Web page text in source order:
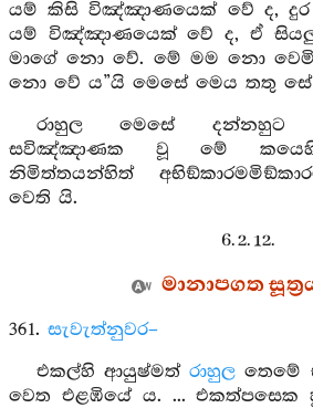
යම් කිසි විඤ්ඤාණයෙක් වේ ද,
යම් විඤ්ඤාණයෙක් වේ ද, ඒ
මාගේ නො වේ. මේ මම නො
නො වේ ය”යි මෙසේ මෙය තතු
රාහුල මෙසේ දන්නහුට
සවිඤ්ඤාණක වූ මේ
නිමිත්තයන්හිත්
වෙති යි.
6. 2. 12.
මානාපගත
361. සැවැත්නුවර–
එකල්හි ආයුෂ්මත්රාහුල තෙමේ
වෙත එළඹියේ ය. ... එකත්පසෙක